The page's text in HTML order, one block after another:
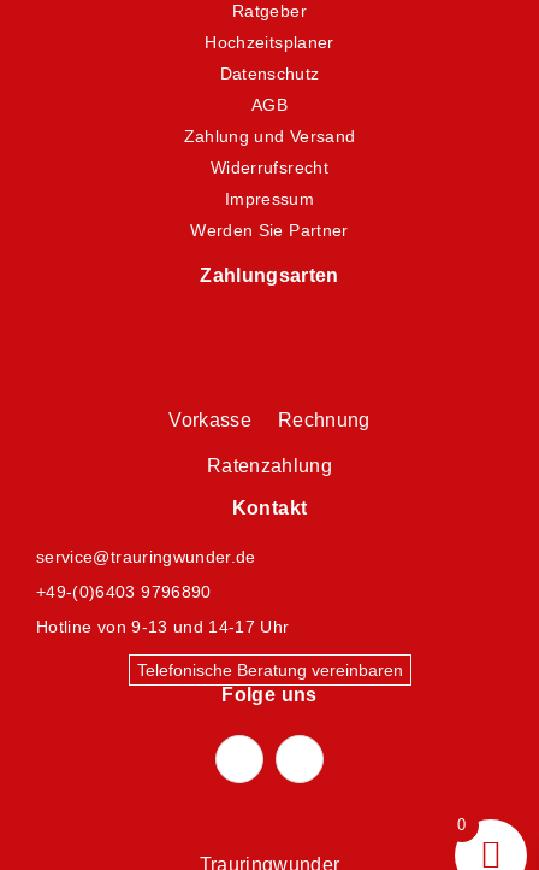
Ratgeber
Hochzeitsplaner
Datenschutz
AGB
Zahlung und Versand
Widerrufsrecht
Impressum
Werden Sie Partner
Zahlungsarten
Vorkasse Rechnung
Ratenzahlung
Kontakt
service@trauringwunder.de
+49-(0)6403 9796890
Hotline von 9-13 und 14-17 Uhr
Telefonische Beratung vereinbaren
Folge uns
Trauringwunder
0